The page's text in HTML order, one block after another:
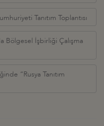
Tanıtım Toplantısı
Bölgesel İşbirliği Çalışma
“Rusya Tanıtım